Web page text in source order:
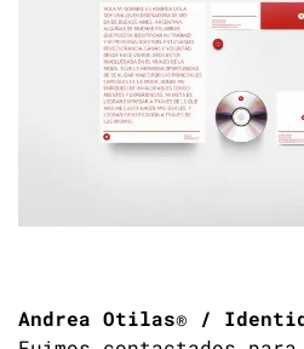
Andrea Otilas®
/